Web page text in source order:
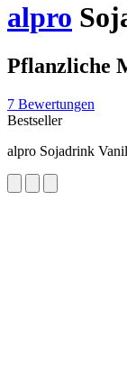
alpro
Pflanzliche
7 Bewertungen
Bestseller
alpro Sojadrink